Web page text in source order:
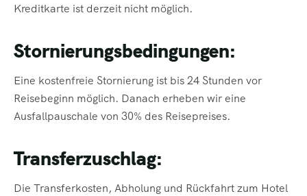
Kreditkarte ist derzeit nicht möglich.
Stornierungsbedingungen:
Eine kostenfreie Stornierung ist bis 24 Stunden vor
Reisebeginn möglich. Danach erheben wir eine
Ausfallpauschale von 30% des Reisepreises.
Transferzuschlag:
Die Transferkosten, Abholung und Rückfahrt zum Hotel